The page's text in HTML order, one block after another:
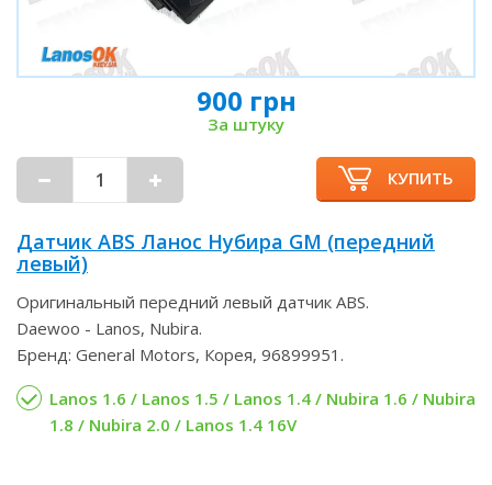
900 грн
За штуку
КУПИТЬ
Датчик ABS Ланос Нубира GM (передний
левый)
Оригинальный передний левый датчик ABS.
Daewoo - Lanos, Nubira.
Бренд: General Motors, Корея, 96899951.
Lanos 1.6 / Lanos 1.5 / Lanos 1.4 / Nubira 1.6 / Nubira
1.8 / Nubira 2.0 / Lanos 1.4 16V